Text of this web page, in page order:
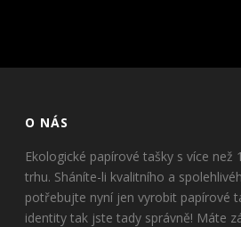
O NÁS
Ekologické papírové tašky s více než
trhu. Sháníte-li kvalitního a
potřebujte nyní jen vyrobit papírové
identity tak jste tady správně! Máte